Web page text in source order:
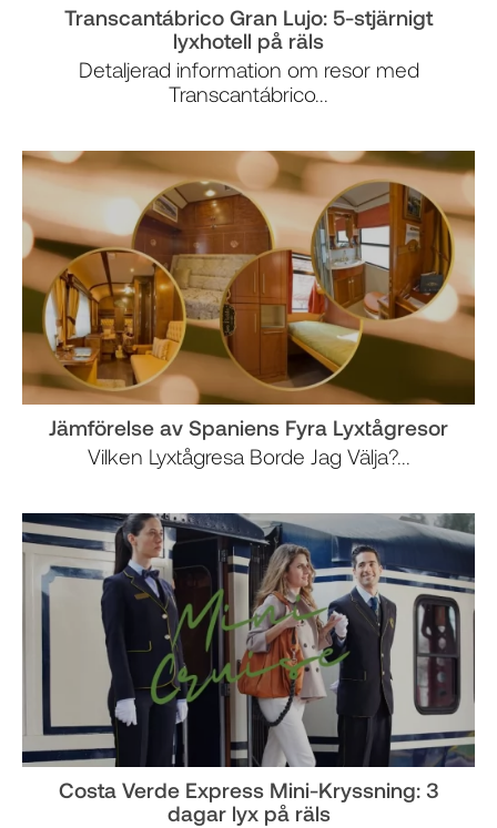
Transcantábrico Gran Lujo: 5-stjärnigt
lyxhotell på räls
Detaljerad information om resor med
Transcantábrico...
Jämförelse av Spaniens Fyra Lyxtågresor
Vilken Lyxtågresa Borde Jag Välja?...
Costa Verde Express Mini-Kryssning: 3
dagar lyx på räls